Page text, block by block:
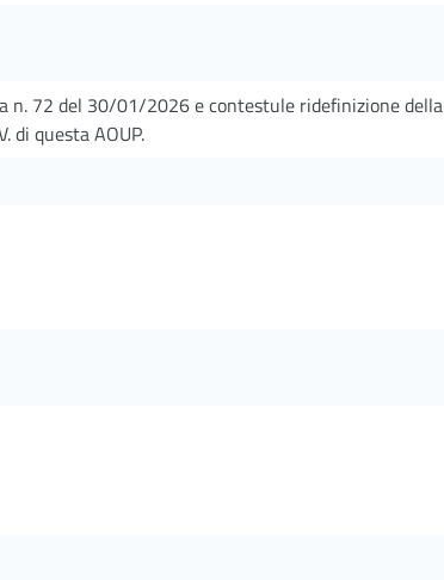
n. 72 del 30/01/2026 e contestule ridefinizione della
di questa AOUP.